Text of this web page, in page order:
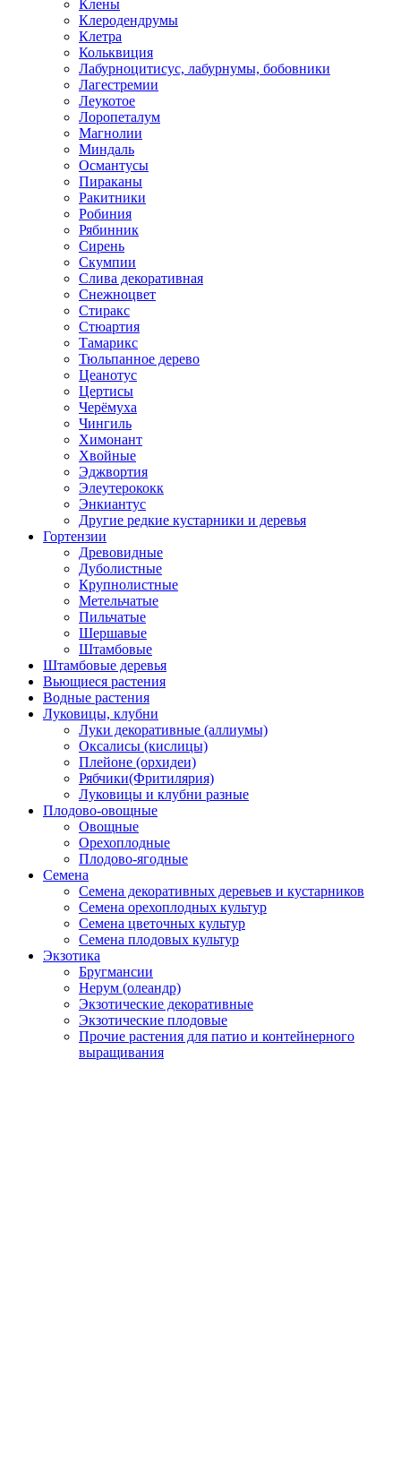
Клены
Клеродендрумы
Клетра
Кольквиция
Лабурноцитисус, лабурнумы, бобовники
Лагестремии
Леукотое
Лоропеталум
Магнолии
Миндаль
Османтусы
Пираканы
Ракитники
Робиния
Рябинник
Сирень
Скумпии
Слива декоративная
Снежноцвет
Стиракс
Стюартия
Тамарикс
Тюльпанное дерево
Цеанотус
Цертисы
Черёмуха
Чингиль
Химонант
Хвойные
Эджвортия
Элеутерококк
Энкиантус
Другие редкие кустарники и деревья
Гортензии
Древовидные
Дуболистные
Крупнолистные
Метельчатые
Пильчатые
Шершавые
Штамбовые
Штамбовые деревья
Вьющиеся растения
Водные растения
Луковицы, клубни
Луки декоративные (аллиумы)
Оксалисы (кислицы)
Плейоне (орхидеи)
Рябчики(Фритилярия)
Луковицы и клубни разные
Плодово-овощные
Овощные
Орехоплодные
Плодово-ягодные
Семена
Семена декоративных деревьев и кустарников
Семена орехоплодных культур
Семена цветочных культур
Семена плодовых культур
Экзотика
Бругмансии
Нерум (олеандр)
Экзотические декоративные
Экзотические плодовые
Прочие растения для патио и контейнерного
выращивания